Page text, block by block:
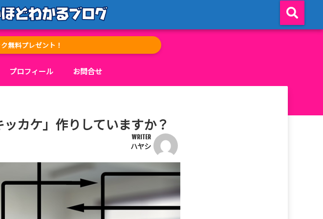
無料プレゼント！
プロフィール お問合せ
カケ」作りしていますか？
WRITER
ハヤシ